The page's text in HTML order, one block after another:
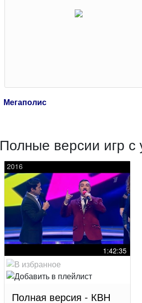
Мегаполис
Полные версии игр
2016
1:42:35
Полная версия - КВН